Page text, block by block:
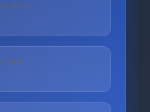
PREIS
PREIS